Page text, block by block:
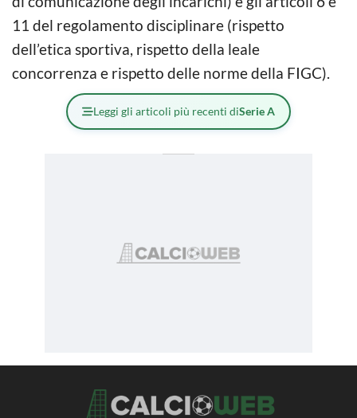
11 del regolamento disciplinare (rispetto
dell’etica sportiva, rispetto della leale
concorrenza e rispetto delle norme della FIGC).
Leggi gli articoli più recenti diSerie A